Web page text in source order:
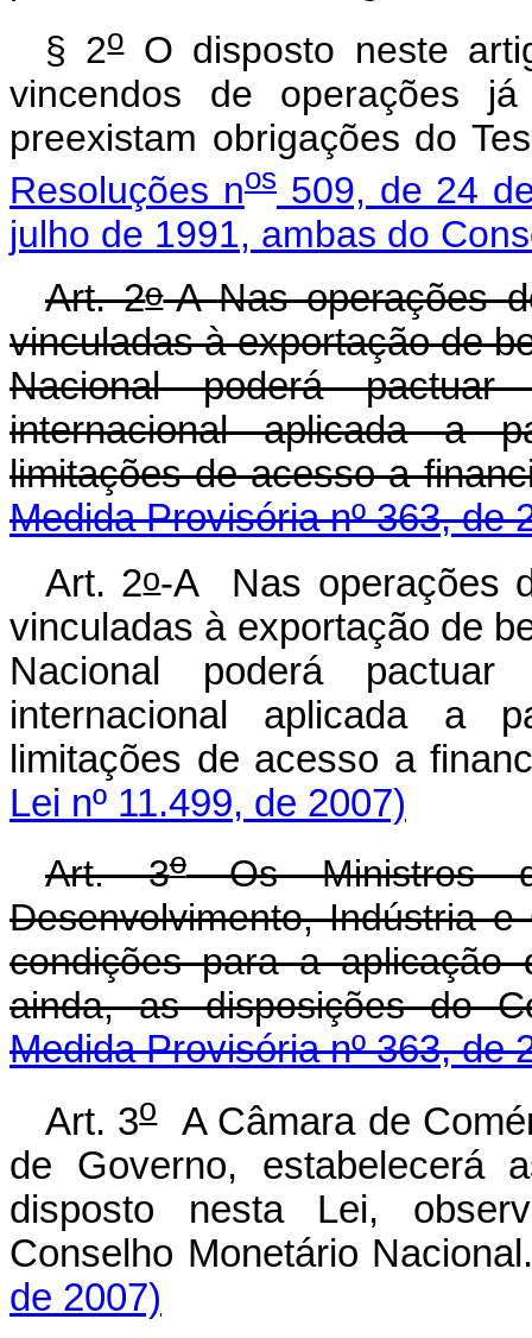
§ 2oO disposto neste
vincendos de operações
preexistam obrigações do
Resoluções nos509, de 24
julho de 1991, ambas do
Art. 2o-ANas operações
vinculadas à exportação de
Nacional poderá
internacional aplicada a
limitações de acesso a
Medida Provisória nº 363, de
Art. 2o-A Nas operações
vinculadas à exportação de
Nacional poderá
internacional aplicada a
limitações de acesso a
Lei nº 11.499, de 2007)
Art. 3oOs Ministros
Desenvolvimento, Indústria
condições para a aplicação
ainda, as disposições do
Medida Provisória nº 363, de
Art. 3oA Câmara de
de Governo, estabelecerá
disposto nesta Lei,
Conselho Monetário
de 2007)